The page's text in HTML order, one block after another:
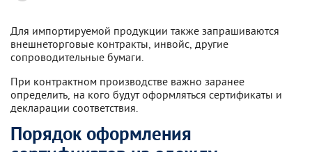
Для импортируемой продукции также запрашиваются
внешнеторговые контракты, инвойс, другие
сопроводительные бумаги.
При контрактном производстве важно заранее
определить, на кого будут оформляться сертификаты и
декларации соответствия.
Порядок оформления